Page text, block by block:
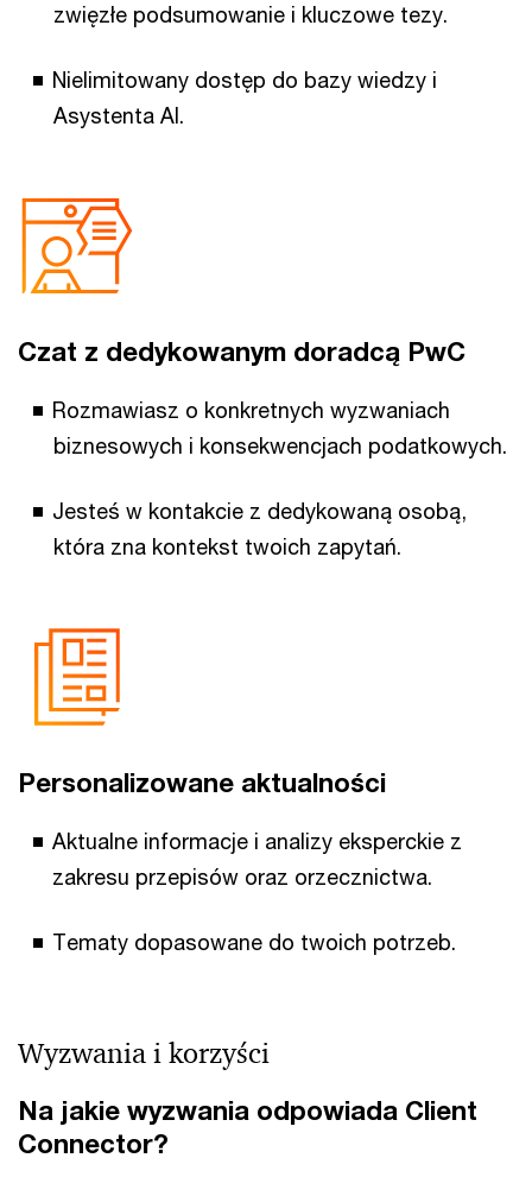
zwięzłe podsumowanie i kluczowe tezy.
Nielimitowany dostęp do bazy wiedzy i
Asystenta AI.
Czat z dedykowanym doradcą PwC
Rozmawiasz o konkretnych wyzwaniach
biznesowych i konsekwencjach podatkowych.
Jesteś w kontakcie z dedykowaną osobą,
która zna kontekst twoich zapytań.
Personalizowane aktualności
Aktualne informacje i analizy eksperckie z
zakresu przepisów oraz orzecznictwa.
Tematy dopasowane do twoich potrzeb.
Wyzwania i korzyści
Na jakie wyzwania odpowiada Client
Connector?